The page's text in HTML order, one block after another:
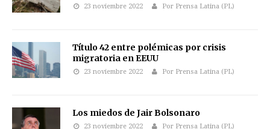
23 noviembre 2022 Por Prensa Latina (PL)
Título 42 entre polémicas por crisis
migratoria en EEUU
23 noviembre 2022 Por Prensa Latina (PL)
Los miedos de Jair Bolsonaro
23 noviembre 2022 Por Prensa Latina (PL)